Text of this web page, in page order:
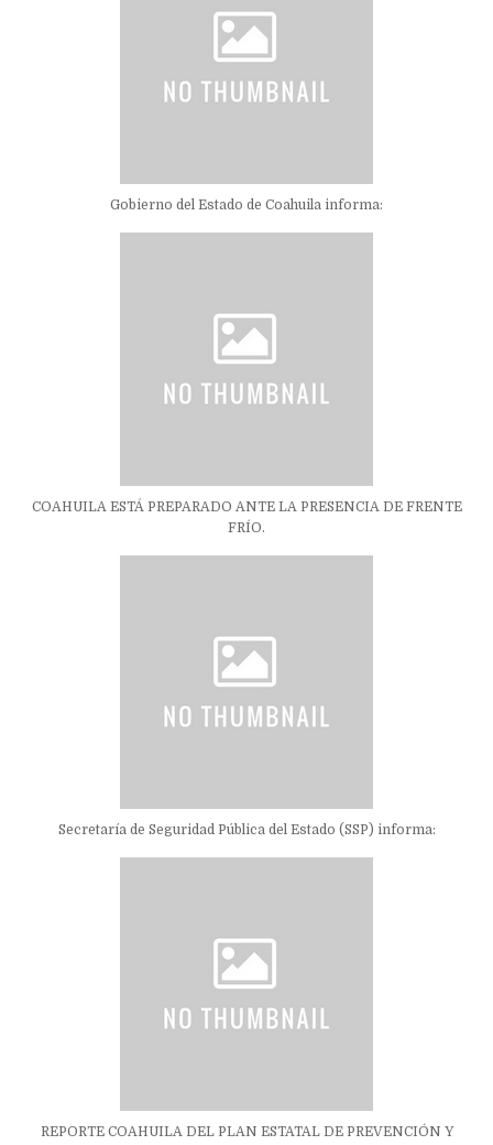
Gobierno del Estado de Coahuila informa:
COAHUILA ESTÁ PREPARADO ANTE LA PRESENCIA DE FRENTE
FRÍO.
Secretaría de Seguridad Pública del Estado (SSP) informa:
REPORTE COAHUILA DEL PLAN ESTATAL DE PREVENCIÓN Y